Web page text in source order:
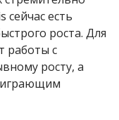
сейчас есть
роста. Для
работы с
росту, а